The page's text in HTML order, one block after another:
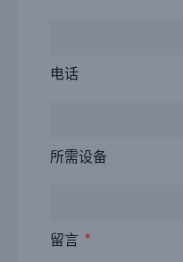
电话
所需设备
留言